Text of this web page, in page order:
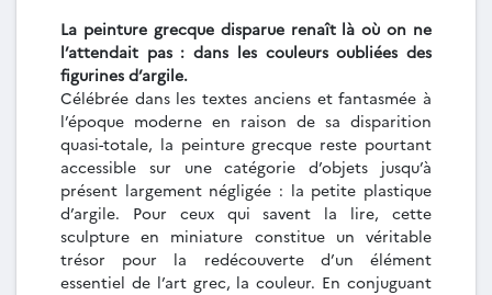
La peinture grecque disparue renaît là où on ne
l’attendait pas : dans les couleurs oubliées des
figurines d’argile.
Célébrée dans les textes anciens et fantasmée à
l’époque moderne en raison de sa disparition
quasi-totale, la peinture grecque reste pourtant
accessible sur une catégorie d’objets jusqu’à
présent largement négligée : la petite plastique
d’argile. Pour ceux qui savent la lire, cette
sculpture en miniature constitue un véritable
trésor pour la redécouverte d’un élément
essentiel de l’art grec, la couleur. En conjuguant